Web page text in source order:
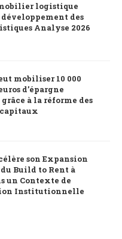
logistique
des
Analyse 2026
mobiliser 10 000
d’épargne
à la réforme des
son Expansion
Build to Rent à
un Contexte de
Institutionnelle